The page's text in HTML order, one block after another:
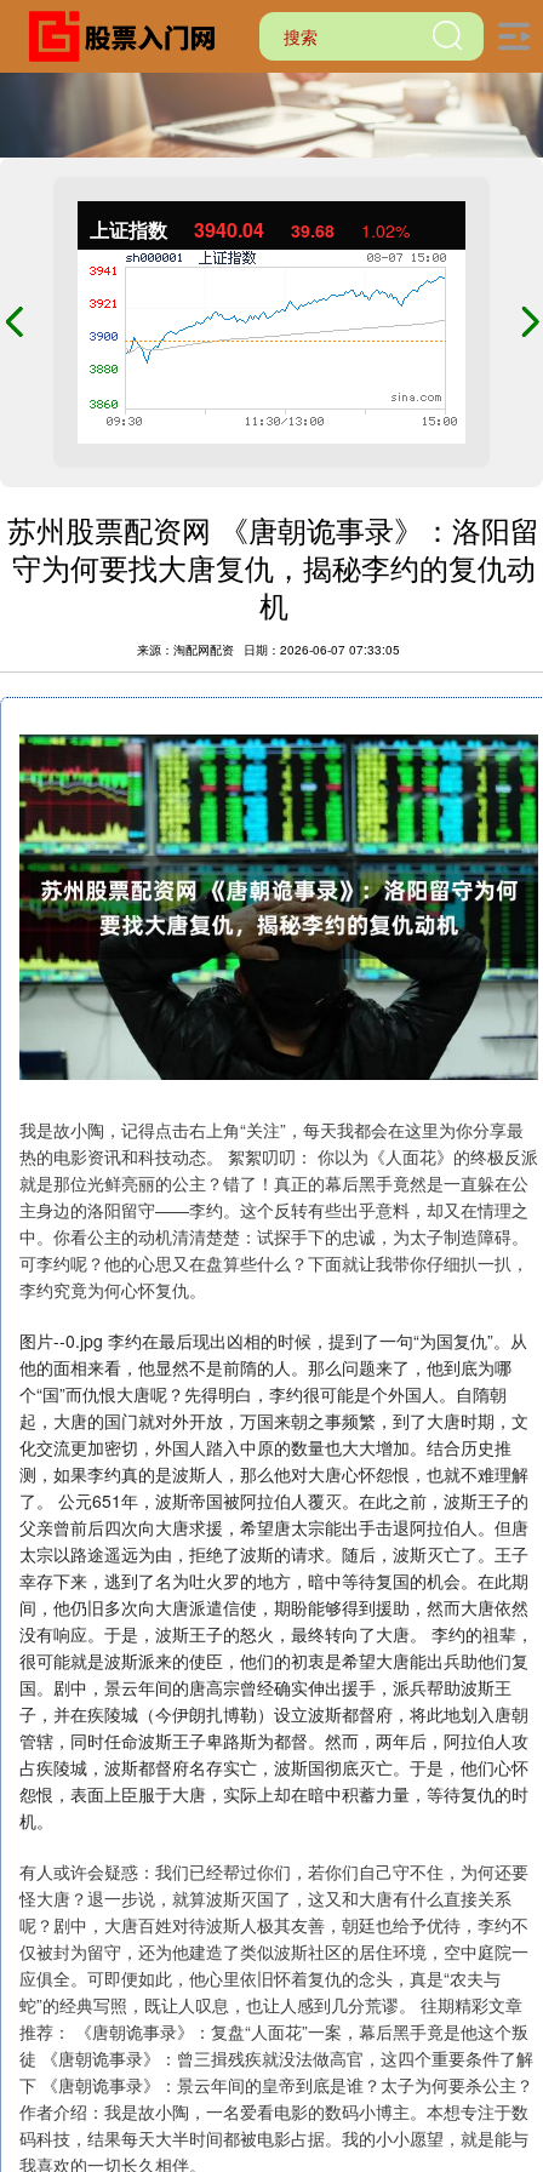
上证指数 3940.04 39.68 1.02%
苏州股票配资网 《唐朝诡事录》：洛阳留
守为何要找大唐复仇，揭秘李约的复仇动
机
来源：淘配网配资 日期：2026-06-07 07:33:05
我是故小陶，记得点击右上角“关注”，每天我都会在这里为你分享最
热的电影资讯和科技动态。 絮絮叨叨： 你以为《人面花》的终极反派
就是那位光鲜亮丽的公主？错了！真正的幕后黑手竟然是一直躲在公
主身边的洛阳留守——李约。这个反转有些出乎意料，却又在情理之
中。你看公主的动机清清楚楚：试探手下的忠诚，为太子制造障碍。
可李约呢？他的心思又在盘算些什么？下面就让我带你仔细扒一扒，
李约究竟为何心怀复仇。
图片--0.jpg 李约在最后现出凶相的时候，提到了一句“为国复仇”。从
他的面相来看，他显然不是前隋的人。那么问题来了，他到底为哪
个“国”而仇恨大唐呢？先得明白，李约很可能是个外国人。自隋朝
起，大唐的国门就对外开放，万国来朝之事频繁，到了大唐时期，文
化交流更加密切，外国人踏入中原的数量也大大增加。结合历史推
测，如果李约真的是波斯人，那么他对大唐心怀怨恨，也就不难理解
了。 公元651年，波斯帝国被阿拉伯人覆灭。在此之前，波斯王子的
父亲曾前后四次向大唐求援，希望唐太宗能出手击退阿拉伯人。但唐
太宗以路途遥远为由，拒绝了波斯的请求。随后，波斯灭亡了。王子
幸存下来，逃到了名为吐火罗的地方，暗中等待复国的机会。在此期
间，他仍旧多次向大唐派遣信使，期盼能够得到援助，然而大唐依然
没有响应。于是，波斯王子的怒火，最终转向了大唐。 李约的祖辈，
很可能就是波斯派来的使臣，他们的初衷是希望大唐能出兵助他们复
国。剧中，景云年间的唐高宗曾经确实伸出援手，派兵帮助波斯王
子，并在疾陵城（今伊朗扎博勒）设立波斯都督府，将此地划入唐朝
管辖，同时任命波斯王子卑路斯为都督。然而，两年后，阿拉伯人攻
占疾陵城，波斯都督府名存实亡，波斯国彻底灭亡。于是，他们心怀
怨恨，表面上臣服于大唐，实际上却在暗中积蓄力量，等待复仇的时
机。
有人或许会疑惑：我们已经帮过你们，若你们自己守不住，为何还要
怪大唐？退一步说，就算波斯灭国了，这又和大唐有什么直接关系
呢？剧中，大唐百姓对待波斯人极其友善，朝廷也给予优待，李约不
仅被封为留守，还为他建造了类似波斯社区的居住环境，空中庭院一
应俱全。可即便如此，他心里依旧怀着复仇的念头，真是“农夫与
蛇”的经典写照，既让人叹息，也让人感到几分荒谬。 往期精彩文章
推荐： 《唐朝诡事录》：复盘“人面花”一案，幕后黑手竟是他这个叛
徒 《唐朝诡事录》：曾三揖残疾就没法做高官，这四个重要条件了解
下 《唐朝诡事录》：景云年间的皇帝到底是谁？太子为何要杀公主？
作者介绍：我是故小陶，一名爱看电影的数码小博主。本想专注于数
码科技，结果每天大半时间都被电影占据。我的小小愿望，就是能与
我喜欢的一切长久相伴。